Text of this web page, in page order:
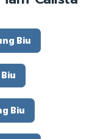
Biu
Biu